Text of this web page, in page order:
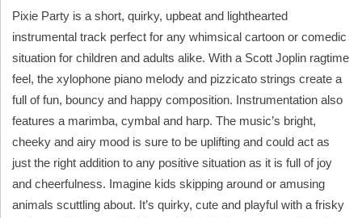
Pixie Party is a short, quirky, upbeat and lighthearted
instrumental track perfect for any whimsical cartoon or comedic
situation for children and adults alike. With a Scott Joplin ragtime
feel, the xylophone piano melody and pizzicato strings create a
full of fun, bouncy and happy composition. Instrumentation also
features a marimba, cymbal and harp. The music’s bright,
cheeky and airy mood is sure to be uplifting and could act as
just the right addition to any positive situation as it is full of joy
and cheerfulness. Imagine kids skipping around or amusing
animals scuttling about. It’s quirky, cute and playful with a frisky